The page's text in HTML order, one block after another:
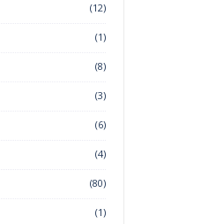
(12)
(1)
(8)
(3)
(6)
(4)
(80)
(1)